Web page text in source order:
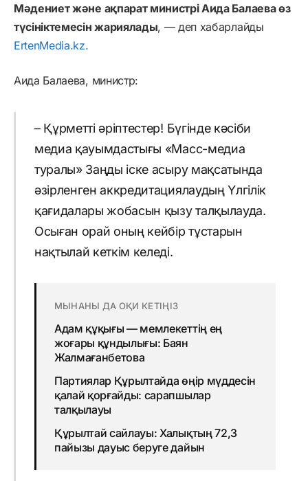
Мәдениет және ақпарат министрі Аида Балаева өз
түсініктемесін жариялады, — деп хабарлайды
ErtenMedia.kz.
Аида Балаева, министр:
– Құрметті әріптестер! Бүгінде кәсіби
медиа қауымдастығы «Масс-медиа
туралы» Заңды іске асыру мақсатында
әзірленген аккредитациялаудың Үлгілік
қағидалары жобасын қызу талқылауда.
Осыған орай оның кейбір тұстарын
нақтылай кеткім келеді.
МЫНАНЫ ДА ОҚИ КЕТІҢІЗ
Адам құқығы — мемлекеттің ең
жоғары құндылығы: Баян
Жалмағанбетова
Партиялар Құрылтайда өңір мүддесін
қалай қорғайды: сарапшылар
талқылауы
Құрылтай сайлауы: Халықтың 72,3
пайызы дауыс беруге дайын